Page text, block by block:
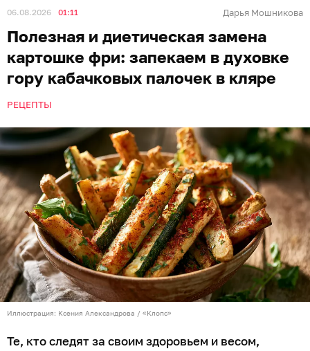
06.08.2026 01:11 Дарья Мошникова
Полезная и диетическая замена
картошке фри: запекаем в духовке
гору кабачковых палочек в кляре
РЕЦЕПТЫ
Иллюстрация: Ксения Александрова / «Клопс»
Те, кто следят за своим здоровьем и весом,